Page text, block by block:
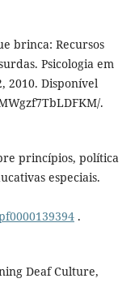
brinca: Recursos
Psicologia em
2010. Disponível
.
princípios, política
especiais.
.
Deaf Culture,